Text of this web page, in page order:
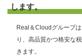
します。
Real＆Cloudグループ
り、高品質かつ格安な
きます。